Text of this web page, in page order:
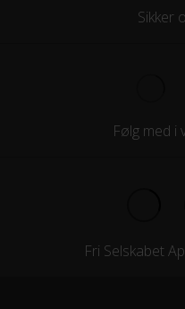
Sikker
Følg med i
Fri Selskabet